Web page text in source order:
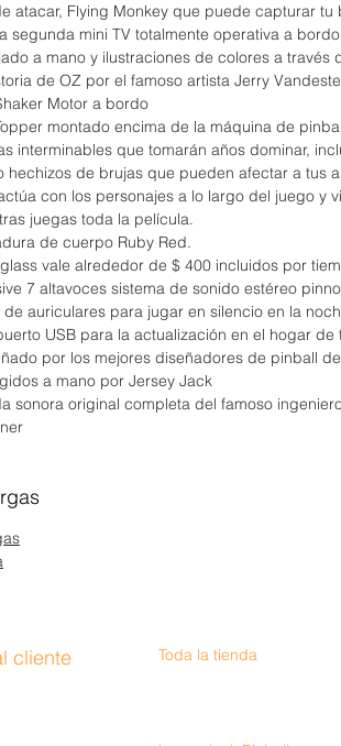
atacar, Flying Monkey que puede capturar tu
segunda mini TV totalmente operativa a
a mano y ilustraciones de colores a través
de OZ por el famoso artista Jerry
Motor a bordo
montado encima de la máquina de
interminables que tomarán años dominar,
hechizos de brujas que pueden afectar a tus
con los personajes a lo largo del juego y
juegas toda la película.
de cuerpo Ruby Red.
vale alrededor de $ 400 incluidos por
7 altavoces sistema de sonido estéreo
de auriculares para jugar en silencio en la
USB para la actualización en el hogar de
por los mejores diseñadores de pinball
a mano por Jersey Jack
sonora original completa del famoso
cliente Toda la tienda